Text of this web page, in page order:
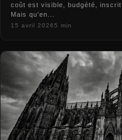
coût est visible, budgété,
Mais qu'en...
15 avril 20265 min